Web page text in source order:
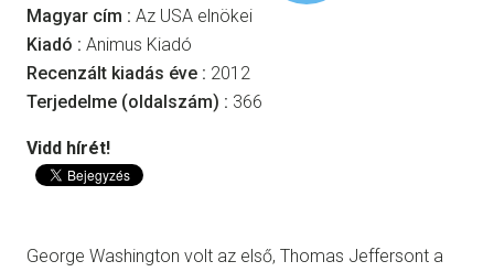
Magyar cím : Az USA elnökei
Kiadó : Animus Kiadó
Recenzált kiadás éve : 2012
Terjedelme (oldalszám) : 366
Vidd hírét!
George Washington volt az első, Thomas Jeffersont a